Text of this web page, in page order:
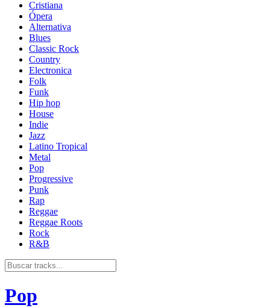
Cristiana
Ópera
Alternativa
Blues
Classic Rock
Country
Electronica
Folk
Funk
Hip hop
House
Indie
Jazz
Latino Tropical
Metal
Pop
Progressive
Punk
Rap
Reggae
Reggae Roots
Rock
R&B
Pop